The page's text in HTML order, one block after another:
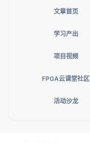
文章首页
学习产出
项目视频
FPGA云课堂社区
活动沙龙